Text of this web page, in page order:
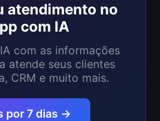
atendimento no
com IA
com as informações
atende seus clientes
CRM e muito mais.
por 7 dias →